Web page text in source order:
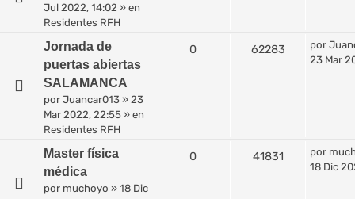
Jul 2022, 14:02 » en
Residentes RFH
Jornada de
puertas abiertas
SALAMANCA
por Juancar013 » 23
Mar 2022, 22:55 » en
Residentes RFH
0 62283 por
23 Mar
Master física
médica
por muchoyo » 18 Dic
0 41831 por
18 Dic